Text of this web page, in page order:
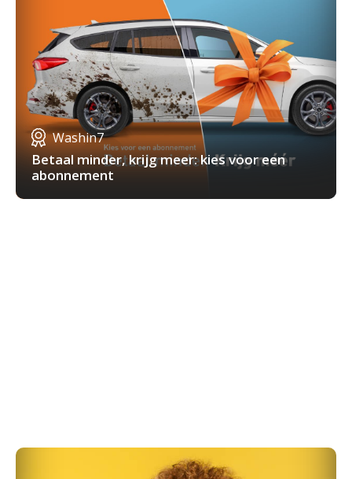
Washin7
Betaal minder, krijg meer: kies voor een
abonnement